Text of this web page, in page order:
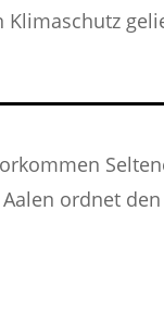
Klimaschutz
ordnet